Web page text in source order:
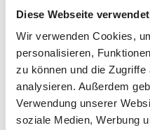
Diese Webseite
Wir verwenden Cookies,
personalisieren,
zu können und die
analysieren. Außerdem
Verwendung unserer
soziale Medien, Werbung
Markise